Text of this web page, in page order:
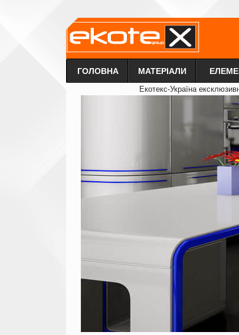
ГОЛОВНА МАТЕРІАЛИ
Екотекс-Україна ексклюзив